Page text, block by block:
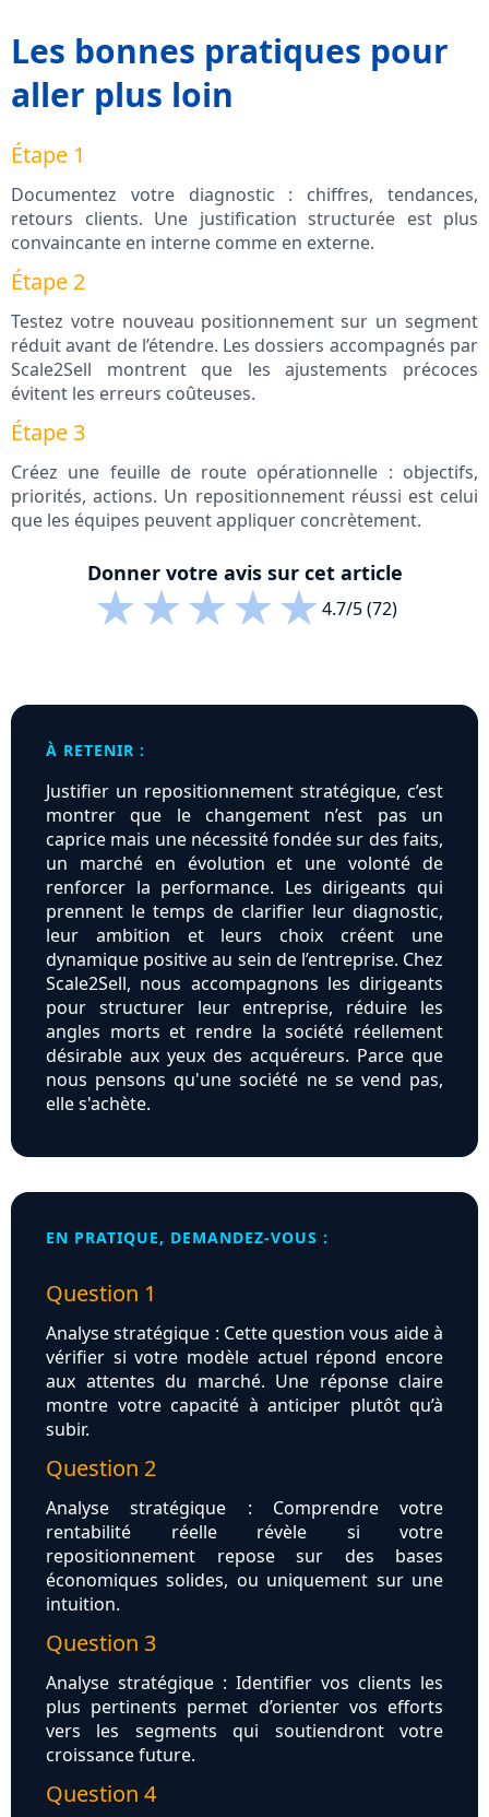
Les bonnes pratiques pour
aller plus loin
Étape 1
Documentez votre diagnostic : chiffres, tendances,
retours clients. Une justification structurée est plus
convaincante en interne comme en externe.
Étape 2
Testez votre nouveau positionnement sur un segment
réduit avant de l’étendre. Les dossiers accompagnés par
Scale2Sell montrent que les ajustements précoces
évitent les erreurs coûteuses.
Étape 3
Créez une feuille de route opérationnelle : objectifs,
priorités, actions. Un repositionnement réussi est celui
que les équipes peuvent appliquer concrètement.
Donner votre avis sur cet article
★★★★★4.7/5 (72)
À RETENIR :
Justifier un repositionnement stratégique, c’est
montrer que le changement n’est pas un
caprice mais une nécessité fondée sur des faits,
un marché en évolution et une volonté de
renforcer la performance. Les dirigeants qui
prennent le temps de clarifier leur diagnostic,
leur ambition et leurs choix créent une
dynamique positive au sein de l’entreprise. Chez
Scale2Sell, nous accompagnons les dirigeants
pour structurer leur entreprise, réduire les
angles morts et rendre la société réellement
désirable aux yeux des acquéreurs. Parce que
nous pensons qu'une société ne se vend pas,
elle s'achète.
EN PRATIQUE, DEMANDEZ-VOUS :
Question 1
Analyse stratégique : Cette question vous aide à
vérifier si votre modèle actuel répond encore
aux attentes du marché. Une réponse claire
montre votre capacité à anticiper plutôt qu’à
subir.
Question 2
Analyse stratégique : Comprendre votre
rentabilité réelle révèle si votre
repositionnement repose sur des bases
économiques solides, ou uniquement sur une
intuition.
Question 3
Analyse stratégique : Identifier vos clients les
plus pertinents permet d’orienter vos efforts
vers les segments qui soutiendront votre
croissance future.
Question 4